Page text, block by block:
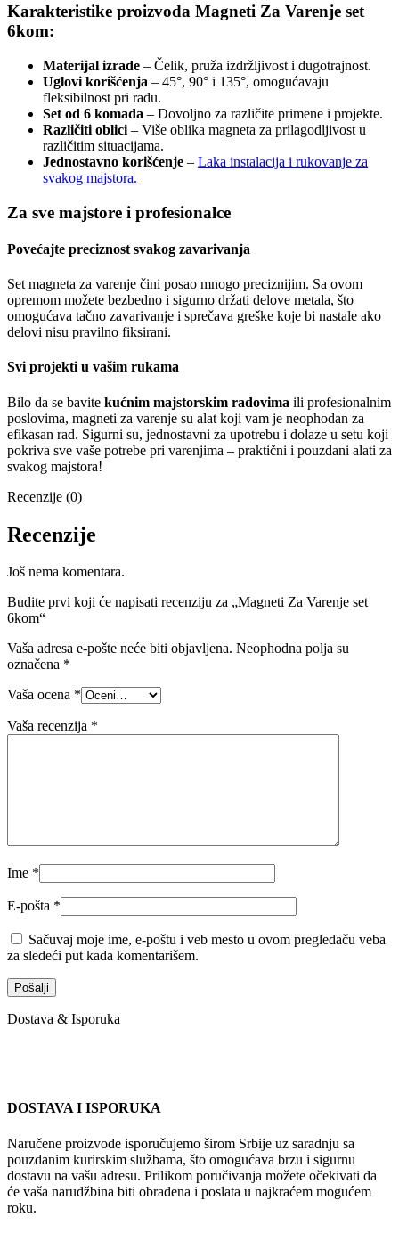
Karakteristike proizvoda Magneti Za Varenje set
6kom:
Materijal izrade – Čelik, pruža izdržljivost i dugotrajnost.
Uglovi korišćenja – 45°, 90° i 135°, omogućavaju
fleksibilnost pri radu.
Set od 6 komada – Dovoljno za različite primene i projekte.
Različiti oblici – Više oblika magneta za prilagodljivost u
različitim situacijama.
Jednostavno korišćenje – Laka instalacija i rukovanje za
svakog majstora.
Za sve majstore i profesionalce
Povećajte preciznost svakog zavarivanja
Set magneta za varenje čini posao mnogo preciznijim. Sa ovom
opremom možete bezbedno i sigurno držati delove metala, što
omogućava tačno zavarivanje i sprečava greške koje bi nastale ako
delovi nisu pravilno fiksirani.
Svi projekti u vašim rukama
Bilo da se bavite kućnim majstorskim radovima ili profesionalnim
poslovima, magneti za varenje su alat koji vam je neophodan za
efikasan rad. Sigurni su, jednostavni za upotrebu i dolaze u setu koji
pokriva sve vaše potrebe pri varenjima – praktični i pouzdani alati za
svakog majstora!
Recenzije (0)
Recenzije
Još nema komentara.
Budite prvi koji će napisati recenziju za „Magneti Za Varenje set
6kom“
Vaša adresa e-pošte neće biti objavljena. Neophodna polja su
označena *
Vaša ocena *
Vaša recenzija *
Ime *
E-pošta *
Sačuvaj moje ime, e-poštu i veb mesto u ovom pregledaču veba
za sledeći put kada komentarišem.
Dostava & Isporuka
DOSTAVA I ISPORUKA
Naručene proizvode isporučujemo širom Srbije uz saradnju sa
pouzdanim kurirskim službama, što omogućava brzu i sigurnu
dostavu na vašu adresu. Prilikom poručivanja možete očekivati da
će vaša narudžbina biti obrađena i poslata u najkraćem mogućem
roku.